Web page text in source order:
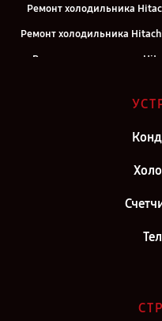
Ремонт холодильника
Ремонт холодильника Hitachi
Ремонт холодильника
Ремонт холодильника
Ремонт холодильника